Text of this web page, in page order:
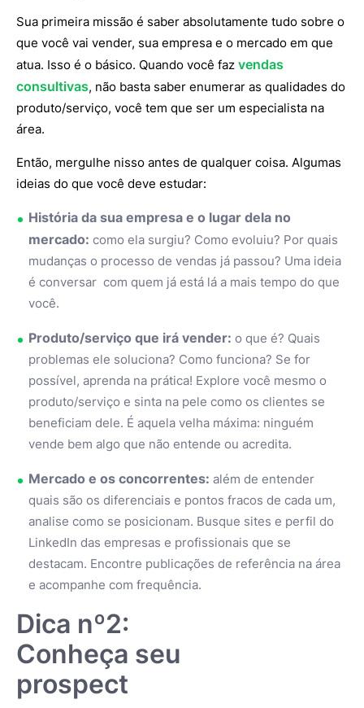
Sua primeira missão é saber absolutamente tudo sobre o
que você vai vender, sua empresa e o mercado em que
atua. Isso é o básico. Quando você faz vendas
consultivas, não basta saber enumerar as qualidades do
produto/serviço, você tem que ser um especialista na
área.
Então, mergulhe nisso antes de qualquer coisa. Algumas
ideias do que você deve estudar:
História da sua empresa e o lugar dela no
mercado: como ela surgiu? Como evoluiu? Por quais
mudanças o processo de vendas já passou? Uma ideia
é conversar com quem já está lá a mais tempo do que
você.
Produto/serviço que irá vender: o que é? Quais
problemas ele soluciona? Como funciona? Se for
possível, aprenda na prática! Explore você mesmo o
produto/serviço e sinta na pele como os clientes se
beneficiam dele. É aquela velha máxima: ninguém
vende bem algo que não entende ou acredita.
Mercado e os concorrentes: além de entender
quais são os diferenciais e pontos fracos de cada um,
analise como se posicionam. Busque sites e perfil do
LinkedIn das empresas e profissionais que se
destacam. Encontre publicações de referência na área
e acompanhe com frequência.
Dica nº2:
Conheça seu
prospect